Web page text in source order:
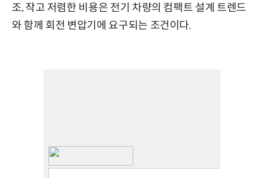
조, 작고 저렴한 비용은 전기 차량의 컴팩트 설계 트렌드
와 함께 회전 변압기에 요구되는 조건이다.